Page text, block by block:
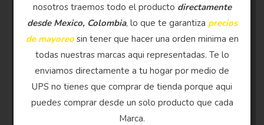
nosotros traemos todo el producto directamente
desde Mexico, Colombia, lo que te garantiza precios
de mayoreosin tener que hacer una orden minima en
todas nuestras marcas aqui representadas. Te lo
enviamos directamente a tu hogar por medio de
UPS no tienes que comprar de tienda porque aqui
puedes comprar desde un solo producto que cada
Marca.